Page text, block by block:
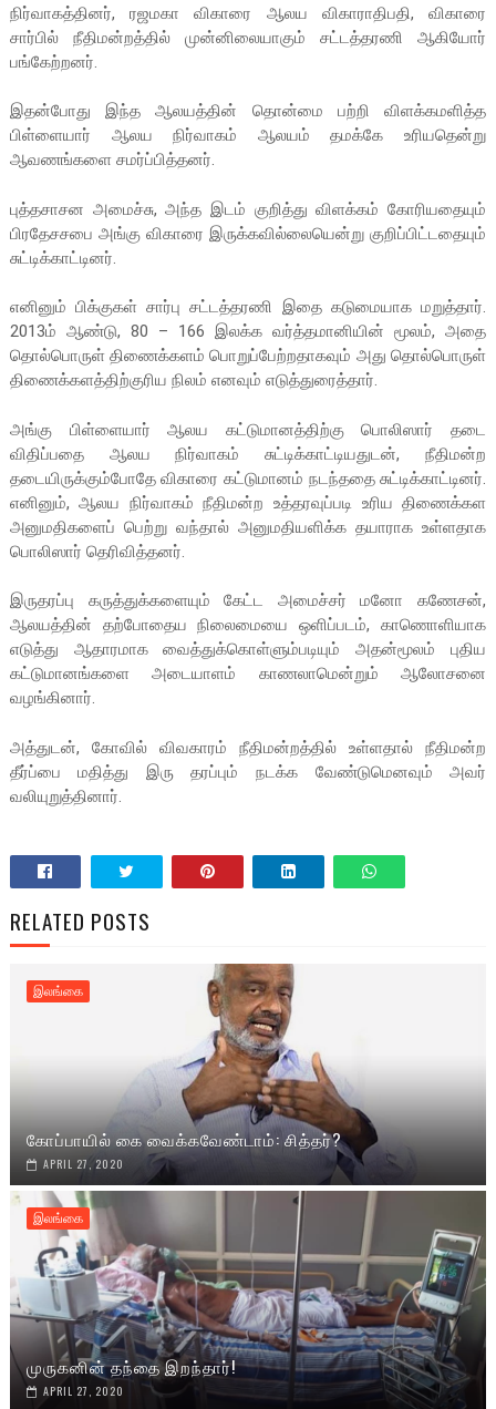
நிர்வாகத்தினர், ரஜமகா விகாரை ஆலய விகாராதிபதி, விகாரை
சார்பில் நீதிமன்றத்தில் முன்னிலையாகும் சட்டத்தரணி ஆகியோர்
பங்கேற்றனர்.
இதன்போது இந்த ஆலயத்தின் தொன்மை பற்றி விளக்கமளித்த
பிள்ளையார் ஆலய நிர்வாகம் ஆலயம் தமக்கே உரியதென்று
ஆவணங்களை சமர்ப்பித்தனர்.
புத்தசாசன அமைச்சு, அந்த இடம் குறித்து விளக்கம் கோரியதையும்
பிரதேசசபை அங்கு விகாரை இருக்கவில்லையென்று குறிப்பிட்டதையும்
சுட்டிக்காட்டினர்.
எனினும் பிக்குகள் சார்பு சட்டத்தரணி இதை கடுமையாக மறுத்தார்.
2013ம் ஆண்டு, 80 – 166 இலக்க வர்த்தமானியின் மூலம், அதை
தொல்பொருள் திணைக்களம் பொறுப்பேற்றதாகவும் அது தொல்பொருள்
திணைக்களத்திற்குரிய நிலம் எனவும் எடுத்துரைத்தார்.
அங்கு பிள்ளையார் ஆலய கட்டுமானத்திற்கு பொலிஸார் தடை
விதிப்பதை ஆலய நிர்வாகம் சுட்டிக்காட்டியதுடன், நீதிமன்ற
தடையிருக்கும்போதே விகாரை கட்டுமானம் நடந்ததை சுட்டிக்காட்டினர்.
எனினும், ஆலய நிர்வாகம் நீதிமன்ற உத்தரவுப்படி உரிய திணைக்கள
அனுமதிகளைப் பெற்று வந்தால் அனுமதியளிக்க தயாராக உள்ளதாக
பொலிஸார் தெரிவித்தனர்.
இருதரப்பு கருத்துக்களையும் கேட்ட அமைச்சர் மனோ கணேசன்,
ஆலயத்தின் தற்போதைய நிலைமையை ஒளிப்படம், காணொளியாக
எடுத்து ஆதாரமாக வைத்துக்கொள்ளும்படியும் அதன்மூலம் புதிய
கட்டுமானங்களை அடையாளம் காணலாமென்றும் ஆலோசனை
வழங்கினார்.
அத்துடன், கோவில் விவகாரம் நீதிமன்றத்தில் உள்ளதால் நீதிமன்ற
தீர்ப்பை மதித்து இரு தரப்பும் நடக்க வேண்டுமெனவும் அவர்
வலியுறுத்தினார்.
RELATED POSTS
இலங்கை
கோப்பாயில் கை வைக்கவேண்டாம்: சித்தர்?
APRIL 27, 2020
இலங்கை
முருகனின் தந்தை இறந்தார்!
APRIL 27, 2020